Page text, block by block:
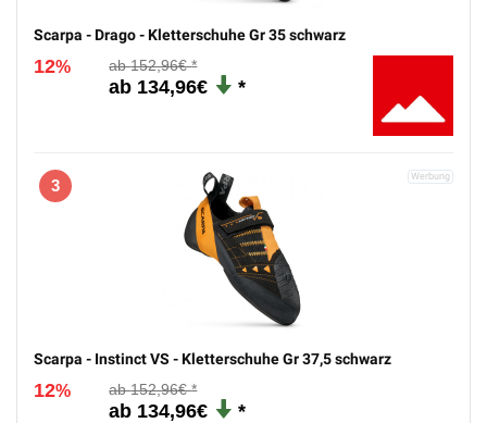
Scarpa - Drago - Kletterschuhe Gr 35 schwarz
12% 152,96€
134,96€
3
Scarpa - Instinct VS - Kletterschuhe Gr 37,5 schwarz
12% 152,96€
134,96€